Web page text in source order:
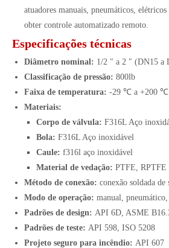
atuadores manuais, pneumáticos,
obter controle automatizado remoto.
Especificações técnicas
Diâmetro nominal: 1/2 ″ a 2 ″ (DN15 a
Classificação de pressão: 800lb
Faixa de temperatura: -29 ℃ a +200 ℃
Materiais:
Corpo de válvula: F316L Aço
Bola: F316L Aço inoxidável
Caule: f316l aço inoxidável
Material de vedação: PTFE, RPTFE
Método de conexão: conexão soldada de
Modo de operação: manual,
Padrões de design: API 6D, ASME
Padrões de teste: API 598, ISO 5208
Projeto seguro para incêndio: API 607